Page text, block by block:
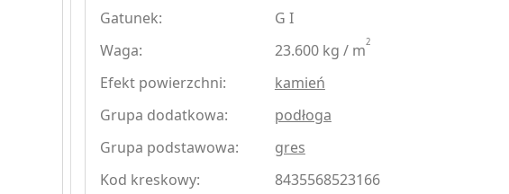
Gatunek:
G I
Waga:
23.600 kg / m2
Efekt powierzchni:
kamień
Grupa dodatkowa:
podłoga
Grupa podstawowa:
gres
Kod kreskowy:
8435568523166